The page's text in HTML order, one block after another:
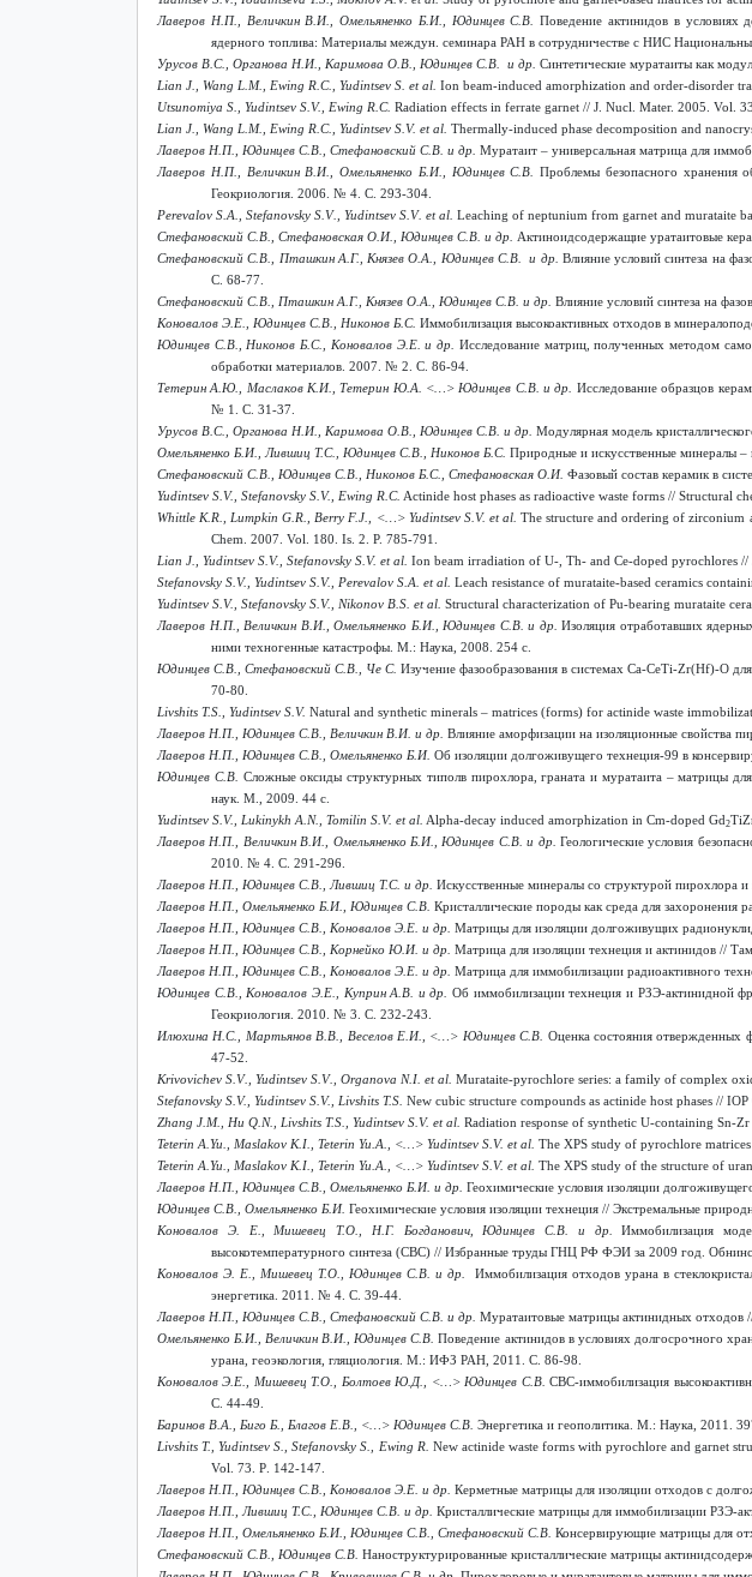
Лаверов Н.П., Величкин В.И., Омельяненко Б.И., Юдинцев С.В.Поведение актинидов в условиях
ядерного топлива: Материалы междун. семинара РАН в сотрудничестве с НИС
Урусов В.С., Органова Н.И., Каримова О.В., Юдинцев С.В. и др. Синтетические муратаиты как
Lian J., Wang L.M., Ewing R.C., Yudintsev S. et al. Ion beam-induced amorphization and order-disorder
Utsunomiya S., Yudintsev S.V., Ewing R.C. Radiation effects in ferrate garnet // J. Nucl. Mater. 2005. Vol.
Lian J., Wang L.M., Ewing R.C., Yudintsev S.V. et al. Thermally-induced phase decomposition and
Лаверов Н.П., Юдинцев С.В., Стефановский С.В. и др. Муратаит – универсальная матрица для
Лаверов Н.П., Величкин В.И., Омельяненко Б.И., Юдинцев С.В. Проблемы безопасного хранения
Геокриология. 2006. № 4. С. 293-304.
Perevalov S A Stefanovsky S V., Yudintsev S V. et al Leaching of neptunium from garnet and murataite
Стефановский С.В., Стефановская О.И., Юдинцев С.В. и др.
Актиноидсодержащие уратаитовые
Стефановский С.В., Пташкин А.Г., Князев О.А., Юдинцев С.В. и др. Влияние условий синтеза на
С. 68-77.
Стефановский С.В., Пташкин А.Г., Князев О.А., Юдинцев С.В. и др. Влияние условий синтеза на
Коновалов Э.Е., Юдинцев С.В., Никонов Б.С. Иммобилизация высокоактивных отходов в
Юдинцев С.В., Никонов Б.С., Коновалов Э.Е. и др. Исследование матриц, полученных методом
обработки материалов. 2007. № 2. С. 86-94.
Тетерин А.Ю., Маслаков К.И., Тетерин Ю.А. <…> Юдинцев С.В. и др.
Исследование образцов
№ 1. С. 31-37.
Урусов В.С., Органова Н.И., Каримова О.В., Юдинцев С.В. и др. Модулярная модель
Омельяненко Б.И., Лившиц Т.С., Юдинцев С.В., Никонов Б.С. Природные и искусственные минералы
Стефановский С.В., Юдинцев С.В., Никонов Б.С., Стефановская О.И. Фазовый состав керамик в
Yudintsev S.V., Stefanovsky S.V., Ewing R.C. Actinide host phases as radioactive waste forms // Structural
Whittle K.R., Lumpkin G.R., Berry F.J., <…> Yudintsev S.V. et al. The structure and ordering of zirconium
Chem. 2007. Vol. 180. Is. 2. P. 785-791.
Lian J., Yudintsev S.V., Stefanovsky S.V. et al. Ion beam irradiation of U-, Th- and Ce-doped pyrochlores
Stefanovsky S.V., Yudintsev S.V., Perevalov S.A.
et al. Leach resistance of murataite-based ceramics
Yudintsev S.V., Stefanovsky S.V., Nikonov B.S. et al. Structural characterization of Pu-bearing murataite
Лаверов Н.П., Величкин В.И., Омельяненко Б.И., Юдинцев С.В. и др. Изоляция отработавших
ними техногенные катастрофы. М.: Наука, 2008. 254 с.
Юдинцев С.В., Стефановский С.В., Че С. Изучение фазообразования в системах Ca-CeTi-Zr(Hf)-O
70-80.
Livshits T.S., Yudintsev S.V. Natural and synthetic minerals – matrices (forms) for actinide waste
Лаверов Н.П., Юдинцев С.В., Величкин В.И. и др. Влияние аморфизации на изоляционные свойства
Лаверов Н.П., Юдинцев С.В., Омельяненко Б.И. Об изоляции долгоживущего технеция-99 в
Юдинцев С.В. Сложные оксиды структурных типолв пирохлора, граната и муратаита – матрицы
наук. М ., 2009. 44с
Yudintsev S.V., Lukinykh A.N., Tomilin S.V. et al. Alpha-decay induced amorphization in Cm-doped Gd 2
Лаверов Н.П., Величкин В.И., Омельяненко Б.И., Юдинцев С.В. и др. Геологические условия
2010. № 4. С. 291-296.
Лаверов Н.П., Юдинцев С.В., Лившиц Т.С. и др. Искусственные минералы со структурой
Лаверов Н.П., Омельяненко Б.И., Юдинцев С.В. Кристаллические породы как среда для
Лаверов Н.П., Юдинцев С.В., Коновалов Э.Е. и др. Матрицы для изоляции долгоживущих
Лаверов Н.П., Юдинцев С.В., Корнейко Ю.И. и др. Матрица для изоляции технеция и актинидов //
Лаверов Н.П., Юдинцев С.В., Коновалов Э.Е. и др. Матрица для иммобилизации радиоактивного
Юдинцев С.В., Коновалов Э.Е., Куприн А.В. и др.Об иммобилизации технеция и РЗЭ-актинидной
Геокриология. 2010. № 3. С. 232-243.
Илюхина Н.С., Мартьянов В.В., Веселов Е.И., <…> Юдинцев С.В. Оценка состояния
47-52.
Krivovichev S V., Yudintsev S V., Organova N. I et al Murataite-pyrochlore series: a family of complex
Stefanovsky S.V., Yudintsev S.V., Livshits T.S. New cubic structure compounds as actinide host phases //
Zhang J.M., Hu Q.N., Livshits T.S., Yudintsev S.V. et al. Radiation response of synthetic U-containing Sn-
Teterin A.Yu., Maslakov K.I., Teterin Yu.A., <…> Yudintsev S.V. et al. The XPS study of pyrochlore
Teterin A.Yu., Maslakov K.I., Teterin Yu.A., <…> Yudintsev S.V. et al. The XPS study of the structure of
Лаверов Н.П., Юдинцев С.В., Омельяненко Б.И. и др. Геохимические условия изоляции
Юдинцев С.В., Омельяненко Б.И. Геохимические условия изоляции технеция // Экстремальные
Коновалов Э. Е., Мишевец Т.О., Н.Г. Богданович, Юдинцев С.В. и др.Иммобилизация
высокотемпературного синтеза (СВС) // Избранные труды ГНЦ РФ ФЭИ за 2009 год.
Коновалов Э. Е., Мишевец Т.О., Юдинцев С.В. и др.
Иммобилизация отходов урана в
энергетика. 2011. № 4. С. 39-44.
Лаверов Н.П., Юдинцев С.В., Стефановский С.В. и др. Муратаитовые матрицы актинидных
Омельяненко Б.И., Величкин В.И., Юдинцев С.В. Поведение актинидов в условиях долгосрочного
урана, геоэкология, гляциология. М.: ИФЗ РАН, 2011. С. 86-98.
Коновалов Э.Е., Мишевец Т.О., Болтоев Ю.Д., <…> Юдинцев С.В. СВС-иммобилизация
С. 44-49.
Баринов В.А., Биго Б., Благов Е.В., <…> Юдинцев С.В. Энергетика и геополитика. М .: Наука , 2011.
Livshits T., Yudintsev S., Stefanovsky S., Ewing R. New actinide waste forms with pyrochlore and garnet
Vol
. 73.P . 142-147.
Лаверов Н.П., Юдинцев С.В., Коновалов Э.Е. и др. Керметные матрицы для изоляции отходов с
Лаверов Н.П., Лившиц Т.С., Юдинцев С.В. и др. Кристаллические матрицы для иммобилизации РЗЭ-
Лаверов Н.П., Омельяненко Б.И., Юдинцев С.В., Стефановский С.В. Консервирующие матрицы для
Стефановский С.В., Юдинцев С.В. Наноструктурированные кристаллические матрицы